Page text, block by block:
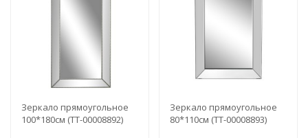
Зеркало прямоугольное
100*180см (TT-00008892)
Зеркало прямоугольное
80*110см (TT-00008893)